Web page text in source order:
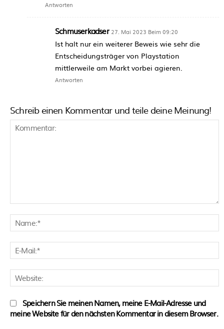
Antworten
Schmuserkadser 27. Mai 2023 Beim 09:20
Ist halt nur ein weiterer Beweis wie sehr die
Entscheidungsträger von Playstation
mittlerweile am Markt vorbei agieren.
Antworten
Schreib einen Kommentar und teile deine Meinung!
Speichern Sie meinen Namen, meine E-Mail-Adresse und
meine Website für den nächsten Kommentar in diesem Browser.